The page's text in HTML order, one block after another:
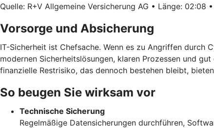
Quelle: R+V Allgemeine Versicherung AG • Länge: 02:08
Vorsorge und Absicherung
IT-Sicherheit ist Chefsache. Wenn es zu Angriffen
modernen Sicherheitslösungen, klaren Prozessen und
finanzielle Restrisiko, das dennoch bestehen bleibt,
So beugen Sie wirksam vor
Technische Sicherung
Regelmäßige Datensicherungen durchführen,